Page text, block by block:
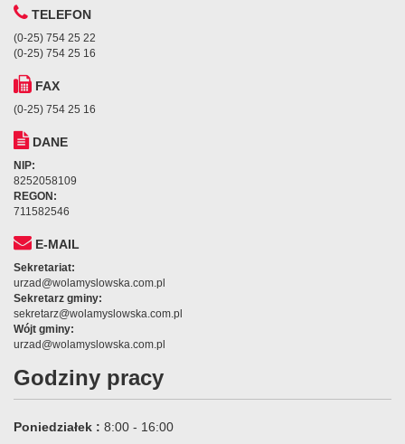
TELEFON
(0-25) 754 25 22
(0-25) 754 25 16
FAX
(0-25) 754 25 16
DANE
NIP:
8252058109
REGON:
711582546
E-MAIL
Sekretariat:
urzad@wolamyslowska.com.pl
Sekretarz gminy:
sekretarz@wolamyslowska.com.pl
Wójt gminy:
urzad@wolamyslowska.com.pl
Godziny pracy
Poniedziałek : 8:00 - 16:00